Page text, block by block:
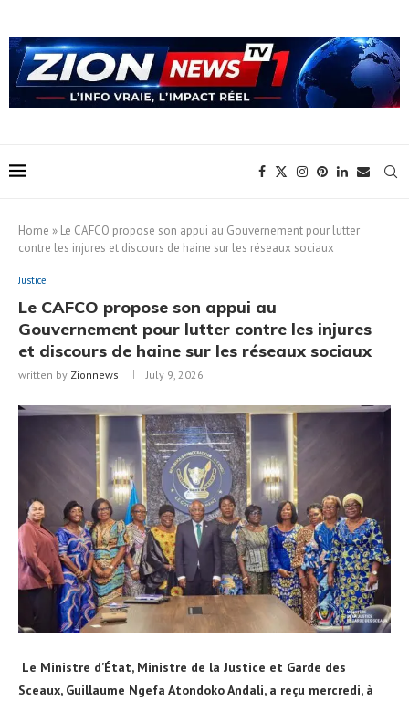
Home » Le CAFCO propose son appui au Gouvernement pour lutter
contre les injures et discours de haine sur les réseaux sociaux
Justice
Le CAFCO propose son appui au
Gouvernement pour lutter contre les injures
et discours de haine sur les réseaux sociaux
written by Zionnews July 9, 2026
Le Ministre d’État, Ministre de la Justice et Garde des
Sceaux, Guillaume Ngefa Atondoko Andali, a reçu mercredi, à